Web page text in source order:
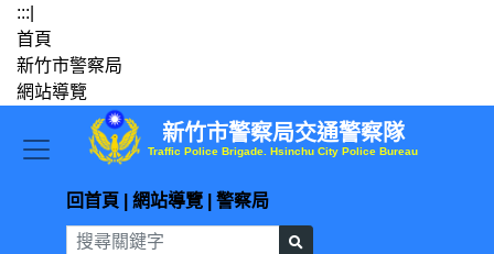
跳到主要內容
:::
首頁
新竹市警察局
網站導覽
新竹市警察局交通警察隊
Traffic Police Brigade. Hsinchu City Police Bureau
回首頁 網站導覽| 警察局